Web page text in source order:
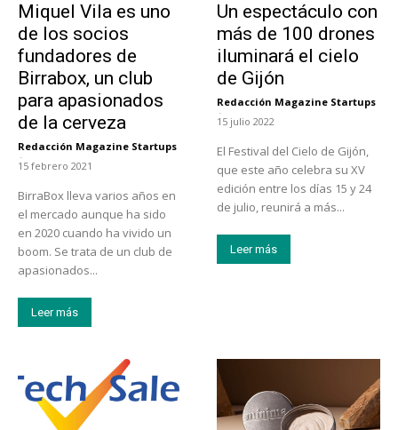
Miquel Vila es uno
de los socios
fundadores de
Birrabox, un club
para apasionados
de la cerveza
Redacción Magazine Startups
-
15 febrero 2021
BirraBox lleva varios años en
el mercado aunque ha sido
en 2020 cuando ha vivido un
boom. Se trata de un club de
apasionados...
Leer más
Un espectáculo con
más de 100 drones
iluminará el cielo
de Gijón
Redacción Magazine Startups
-
15 julio 2022
El Festival del Cielo de Gijón,
que este año celebra su XV
edición entre los días 15 y 24
de julio, reunirá a más...
Leer más